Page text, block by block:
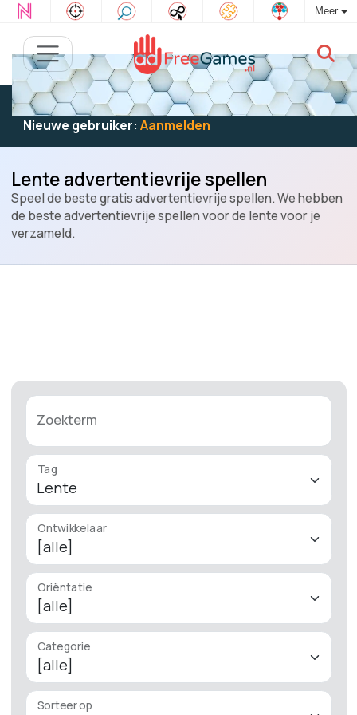
Meer
Bestaande gebruiker: Log in
om te spelen
Nieuwe gebruiker: Aanmelden
Lente advertentievrije spellen
Speel de beste gratis advertentievrije spellen. We hebben
de beste advertentievrije spellen voor de lente voor je
verzameld.
Zoekterm
Tag
Ontwikkelaar
Oriëntatie
Categorie
Sorteer op